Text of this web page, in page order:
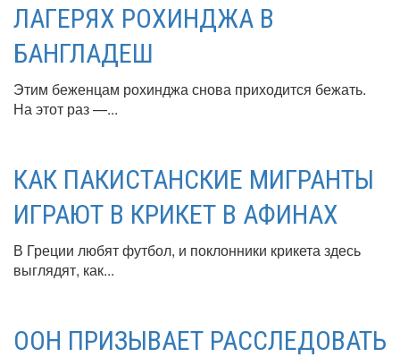
ЛАГЕРЯХ РОХИНДЖА В
БАНГЛАДЕШ
Этим беженцам рохинджа снова приходится бежать.
На этот раз —...
КАК ПАКИСТАНСКИЕ МИГРАНТЫ
ИГРАЮТ В КРИКЕТ В АФИНАХ
В Греции любят футбол, и поклонники крикета здесь
выглядят, как...
ООН ПРИЗЫВАЕТ РАССЛЕДОВАТЬ